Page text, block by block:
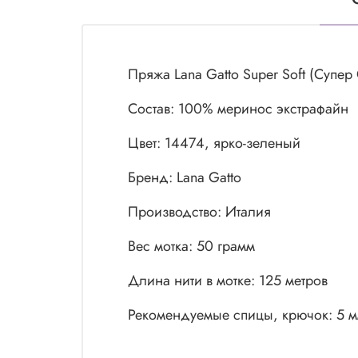
Пряжа Lana Gatto Super Soft (Супер
Состав: 100% меринос экстрафайн
Цвет: 14474, ярко-зеленый
Бренд: Lana Gatto
Производство: Италия
Вес мотка: 50 грамм
Длина нити в мотке: 125 метров
Рекомендуемые спицы, крючок: 5